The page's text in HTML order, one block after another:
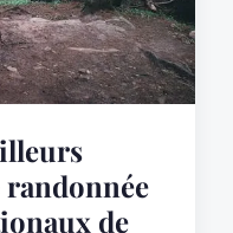
de